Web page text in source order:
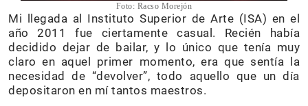
Foto: Racso Morejón
Mi llegada al Instituto Superior de Arte (ISA) en el
año 2011 fue ciertamente casual. Recién había
decidido dejar de bailar, y lo único que tenía muy
claro en aquel primer momento, era que sentía la
necesidad de “devolver”, todo aquello que un día
depositaron en mí tantos maestros.